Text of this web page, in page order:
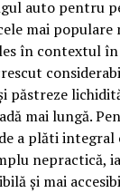
exact în
trimite un
direct
spun
auto pentru
mai populare
în contextul
păstreze
mai lungă.
a plăti integral
nepractică,
și mai